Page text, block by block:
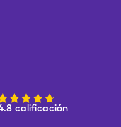
calificación